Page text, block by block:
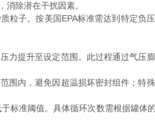
除潜在干扰因素。
。按美国EPA标准需达到特定负
提升至设定范围。此过程通过气压
内，避免因超温损坏密封组件；特
阈值。具体循环次数需根据罐体